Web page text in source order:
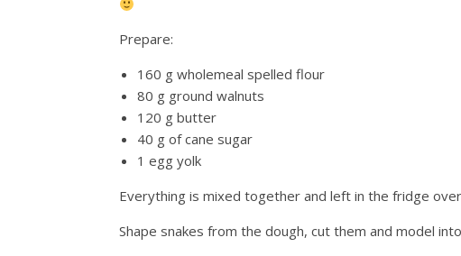
Prepare:
160 g wholemeal spelled flour
80 g ground walnuts
120 g butter
40 g of cane sugar
1 egg yolk
Everything is mixed together and left in the fridge
Shape snakes from the dough, cut them and model